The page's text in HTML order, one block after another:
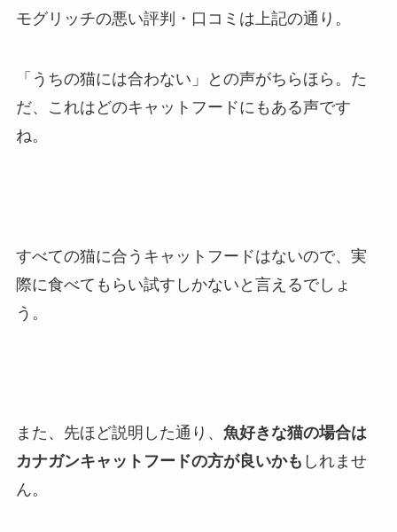
モグリッチの悪い評判・口コミは上記の通り。
「うちの猫には合わない」との声がちらほら。た
だ、これはどのキャットフードにもある声です
ね。
すべての猫に合うキャットフードはないので、実
際に食べてもらい試すしかないと言えるでしょ
う。
また、先ほど説明した通り、 魚好きな猫の場合は
カナガンキャットフードの方が良いかも しれませ
ん。